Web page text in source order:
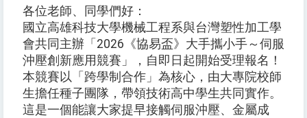
各位老師、同學們好：
國立高雄科技大學機械工程系與台灣塑性加工學
會共同主辦「2026《協易盃》大手攜小手～伺服
沖壓創新應用競賽」，自即日起開始受理報名！
本競賽以「跨學制合作」為核心，由大專院校師
生擔任種子團隊，帶領技術高中學生共同實作。
這是一個能讓大家提早接觸伺服沖壓、金屬成